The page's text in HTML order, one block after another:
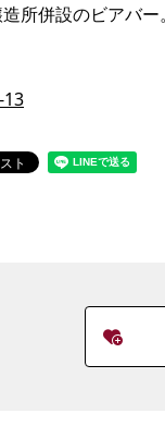
所併設のビアバ
13